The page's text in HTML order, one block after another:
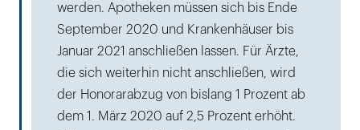
werden. Apotheken müssen sich bis Ende
September 2020 und Krankenhäuser bis
Januar 2021 anschließen lassen. Für Ärzte,
die sich weiterhin nicht anschließen, wird
der Honorarabzug von bislang 1 Prozent ab
dem 1. März 2020 auf 2,5 Prozent erhöht.